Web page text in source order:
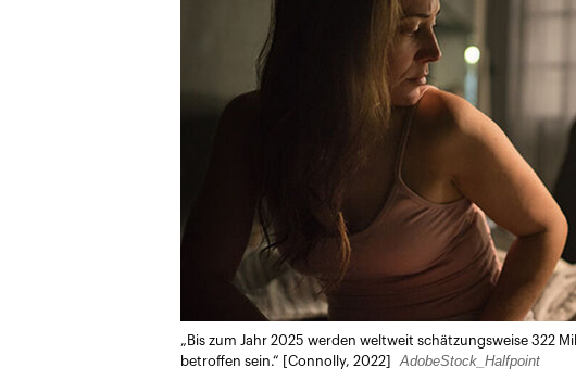
„Bis zum Jahr 2025 werden weltweit schätzungsweise 322
betroffen sein.“ [Connolly, 2022]
AdobeStock_Halfpoint